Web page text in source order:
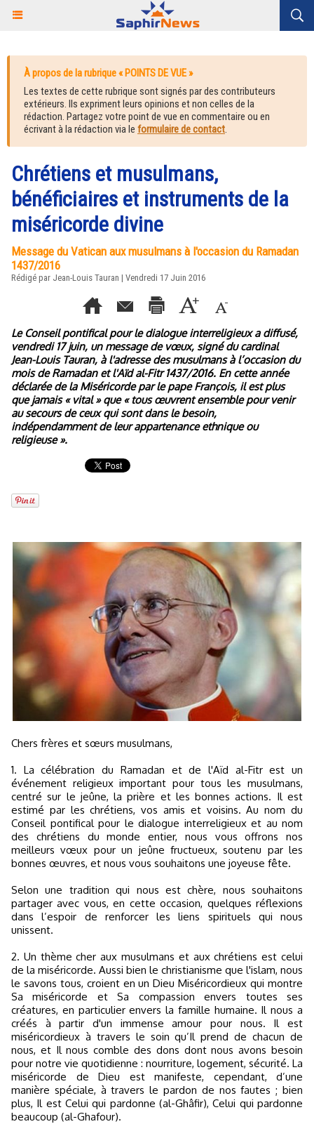
À propos de la rubrique « POINTS DE VUE »
Les textes de cette rubrique sont signés par des contributeurs
extérieurs. Ils expriment leurs opinions et non celles de la
rédaction. Partagez votre point de vue en commentaire ou en
écrivant à la rédaction via le formulaire de contact.
Chrétiens et musulmans,
bénéficiaires et instruments de la
miséricorde divine
Message du Vatican aux musulmans à l'occasion du Ramadan
1437/2016
Rédigé par Jean-Louis Tauran | Vendredi 17 Juin 2016
Le Conseil pontifical pour le dialogue interreligieux a diffusé,
vendredi 17 juin, un message de vœux, signé du cardinal
Jean-Louis Tauran, à l'adresse des musulmans à l’occasion du
mois de Ramadan et l'Aïd al-Fitr 1437/2016. En cette année
déclarée de la Miséricorde par le pape François, il est plus
que jamais « vital » que « tous œuvrent ensemble pour venir
au secours de ceux qui sont dans le besoin,
indépendamment de leur appartenance ethnique ou
religieuse ».
Chers frères et sœurs musulmans,
1. La célébration du Ramadan et de l'Aïd al-Fitr est un
événement religieux important pour tous les musulmans,
centré sur le jeûne, la prière et les bonnes actions. Il est
estimé par les chrétiens, vos amis et voisins. Au nom du
Conseil pontifical pour le dialogue interreligieux et au nom
des chrétiens du monde entier, nous vous offrons nos
meilleurs vœux pour un jeûne fructueux, soutenu par les
bonnes œuvres, et nous vous souhaitons une joyeuse fête.
Selon une tradition qui nous est chère, nous souhaitons
partager avec vous, en cette occasion, quelques réflexions
dans l’espoir de renforcer les liens spirituels qui nous
unissent.
2. Un thème cher aux musulmans et aux chrétiens est celui
de la miséricorde. Aussi bien le christianisme que l'islam, nous
le savons tous, croient en un Dieu Miséricordieux qui montre
Sa miséricorde et Sa compassion envers toutes ses
créatures, en particulier envers la famille humaine. Il nous a
créés à partir d'un immense amour pour nous. Il est
miséricordieux à travers le soin qu’Il prend de chacun de
nous, et Il nous comble des dons dont nous avons besoin
pour notre vie quotidienne : nourriture, logement, sécurité. La
miséricorde de Dieu est manifeste, cependant, d’une
manière spéciale, à travers le pardon de nos fautes ; bien
plus, Il est Celui qui pardonne (al-Ghâfir), Celui qui pardonne
beaucoup (al-Ghafour).